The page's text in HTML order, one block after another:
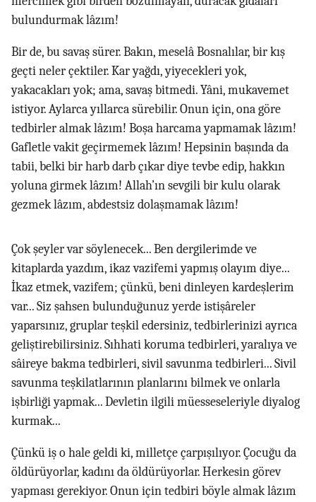
bulundurmak lâzım!
Bir de, bu savaş sürer. Bakın, meselâ Bosnalılar, bir kış
geçti neler çektiler. Kar yağdı, yiyecekleri yok,
yakacakları yok; ama, savaş bitmedi. Yâni, mukavemet
istiyor. Aylarca yıllarca sürebilir. Onun için, ona göre
tedbirler almak lâzım! Boşa harcama yapmamak lâzım!
Gafletle vakit geçirmemek lâzım! Hepsinin başında da
tabii, belki bir harb darb çıkar diye tevbe edip, hakkın
yoluna girmek lâzım! Allah’ın sevgili bir kulu olarak
gezmek lâzım, abdestsiz dolaşmamak lâzım!
Çok şeyler var söylenecek... Ben dergilerimde ve
kitaplarda yazdım, ikaz vazifemi yapmış olayım diye...
İkaz etmek, vazifem; çünkü, beni dinleyen kardeşlerim
var... Siz şahsen bulunduğunuz yerde istişâreler
yaparsınız, gruplar teşkil edersiniz, tedbirlerinizi ayrıca
geliştirebilirsiniz. Sıhhati koruma tedbirleri, yaralıya ve
sâireye bakma tedbirleri, sivil savunma tedbirleri... Sivil
savunma teşkilatlarının planlarını bilmek ve onlarla
işbirliği yapmak... Devletin ilgili müesseseleriyle diyalog
kurmak...
Çünkü iş o hale geldi ki, milletçe çarpışılıyor. Çocuğu da
öldürüyorlar, kadını da öldürüyorlar. Herkesin görev
yapması gerekiyor. Onun için tedbiri böyle almak lâzım